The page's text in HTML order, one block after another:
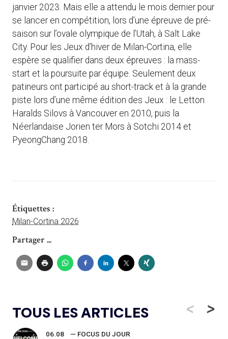
janvier 2023. Mais elle a attendu le mois dernier pour
se lancer en compétition, lors d’une épreuve de pré-
saison sur l’ovale olympique de l’Utah, à Salt Lake
City. Pour les Jeux d’hiver de Milan-Cortina, elle
espère se qualifier dans deux épreuves : la mass-
start et la poursuite par équipe. Seulement deux
patineurs ont participé au short-track et à la grande
piste lors d’une même édition des Jeux : le Letton
Haralds Silovs à Vancouver en 2010, puis la
Néerlandaise Jorien ter Mors à Sotchi 2014 et
PyeongChang 2018.
Étiquettes :
Milan-Cortina 2026
Partager ...
TOUS LES ARTICLES <
06.08 — FOCUS DU JOUR
>